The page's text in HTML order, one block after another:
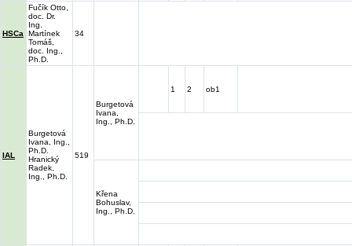
HSCa
Fučík Otto,
doc. Dr.
Ing.
Martínek
Tomáš,
doc. Ing.,
Ph.D.
34
IAL
Burgetová
Ivana, Ing.,
Ph.D.
Hranický
Radek,
Ing., Ph.D.
519
Burgetová
Ivana,
Ing., Ph.D.
1 2 ob1
Křena
Bohuslav,
Ing., Ph.D.